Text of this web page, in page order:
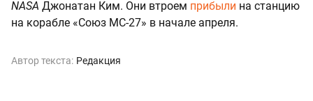
NASA Джонатан Ким. Они втроем прибыли на станцию
на корабле «Союз МС-27» в начале апреля.
Автор текста: Редакция